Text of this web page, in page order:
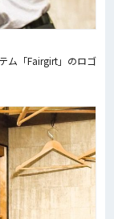
ム「Fairgirt」のロゴ